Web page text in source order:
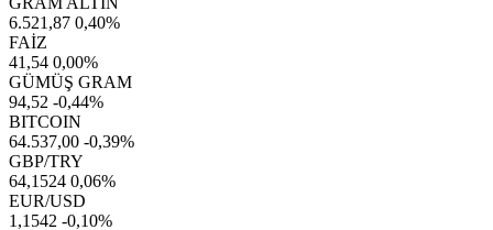
6.521,87 0,40%
FAİZ
41,54 0,00%
GÜMÜŞ GRAM
94,52 -0,44%
BITCOIN
64.537,00 -0,39%
GBP/TRY
64,1524 0,06%
EUR/USD
1,1542 -0,10%